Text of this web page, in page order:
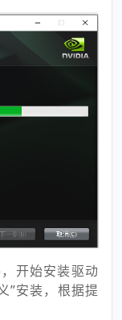
开始安装驱动
”安装，根据提